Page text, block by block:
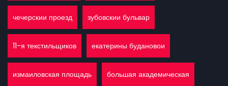
чечерскии проезд зубовскии бульвар
11-я текстильщиков екатерины будановои
измаиловская площадь большая академическая